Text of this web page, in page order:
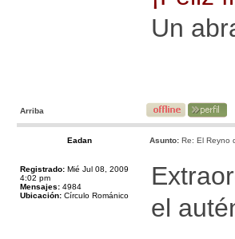
Un
Arriba
Eadan Asunto: Re: El Reyno
Registrado: Mié Jul 08, 2009
4:02 pm
Mensajes: 4984
Ubicación: Círculo Románico
el